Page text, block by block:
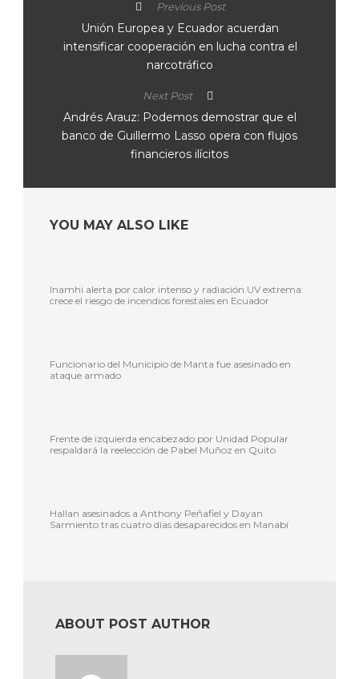
Previous Post
Unión Europea y Ecuador acuerdan
intensificar cooperación en lucha contra el
narcotráfico
Next Post
Andrés Arauz: Podemos demostrar que el
banco de Guillermo Lasso opera con flujos
financieros ilícitos
YOU MAY ALSO LIKE
Inamhi alerta por calor intenso y radiación UV extrema:
crece el riesgo de incendios forestales en Ecuador
Funcionario del Municipio de Manta fue asesinado en
ataque armado
Frente de izquierda encabezado por Unidad Popular
respaldará la reelección de Pabel Muñoz en Quito
Hallan asesinados a Anthony Peñafiel y Dayan
Sarmiento tras cuatro días desaparecidos en Manabí
ABOUT POST AUTHOR